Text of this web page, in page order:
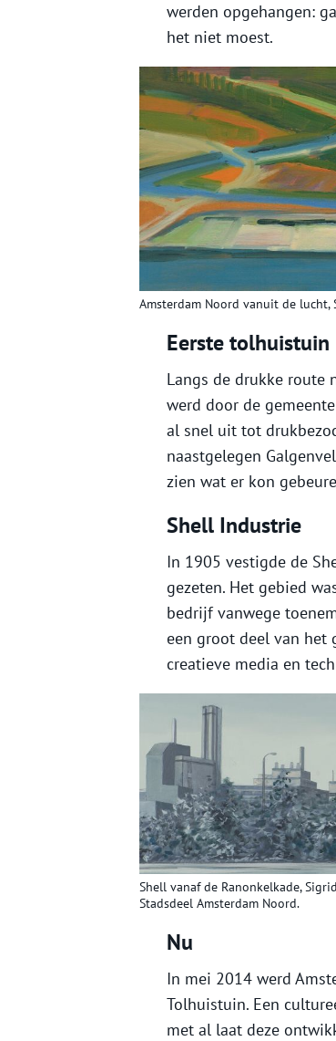
werden opgehangen:
het niet moest.
Amsterdam Noord vanuit de lucht,
Eerste tolhuistuin
Langs de drukke route
werd door de
al snel uit tot
naastgelegen
zien wat er kon
Shell Industrie
In 1905 vestigde de
gezeten. Het gebied
bedrijf vanwege
een groot deel van het
creatieve media en
Shell vanaf de Ranonkelkade,
Stadsdeel Amsterdam Noord.
Nu
In mei 2014 werd
Tolhuistuin. Een
met al laat deze